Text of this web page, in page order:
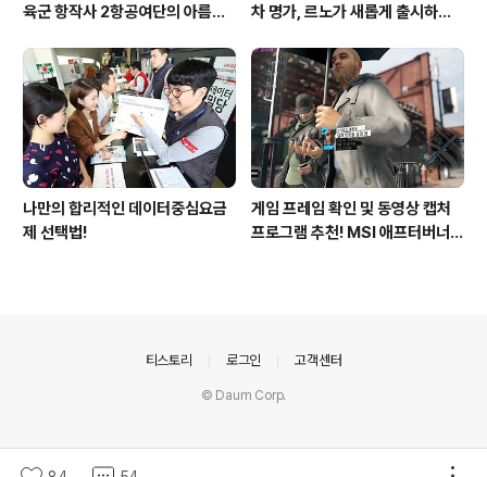
육군 항작사 2항공여단의 아름다
차 명가, 르노가 새롭게 출시하는
나만의 합리적인 데이터중심요금
제 선택법!
게임 프레임 확인 및 동영상 캡처
프로그램 추천! MSI 애프터버너
티스토리 로그인 고객센터
© Daum Corp.